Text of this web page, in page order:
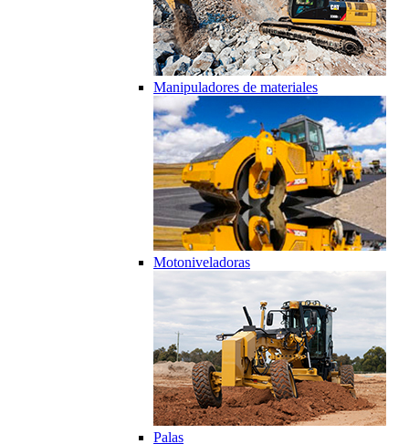
Manipuladores de materiales
Motoniveladoras
Palas